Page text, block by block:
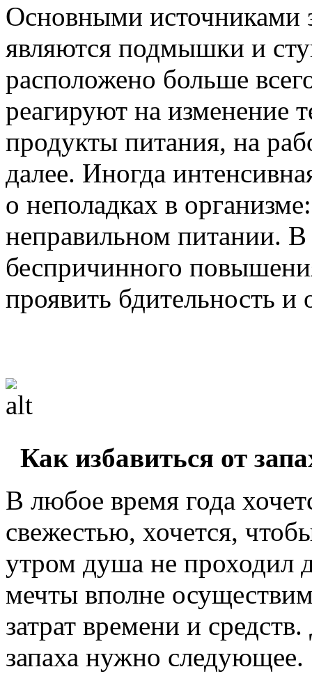
Основными источниками
являются подмышки и
расположено больше
реагируют на изменение
продукты питания, на
далее. Иногда
о неполадках в
неправильном питании. В
беспричинного
проявить бдительность и
Как избавиться от
В любое время года
свежестью, хочется,
утром душа не проходил
мечты вполне
затрат времени и
запаха нужно следующее.